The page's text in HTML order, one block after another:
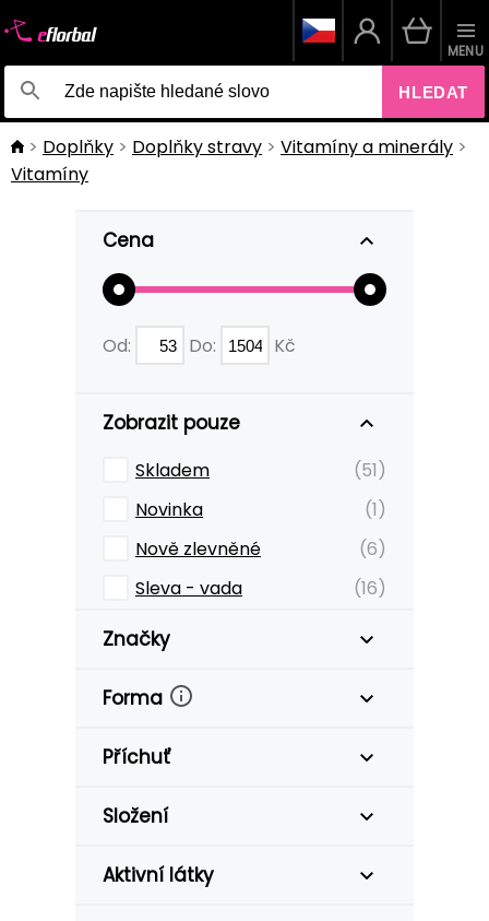
HLEDAT
MENU
Doplňky Doplňky stravy
Vitamíny a minerály
Vitamíny
Cena
Od: Do: Kč
Zobrazit pouze
Skladem
(51)
Novinka
(1)
Nově zlevněné
(6)
Sleva - vada
(16)
Značky
Forma
Příchuť
Složení
Aktivní látky